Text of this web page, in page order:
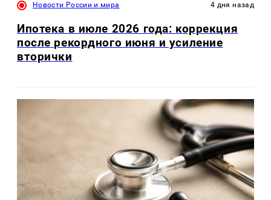
Новости России и мира 4 дня назад
Ипотека в июле 2026 года: коррекция
после рекордного июня и усиление
вторички